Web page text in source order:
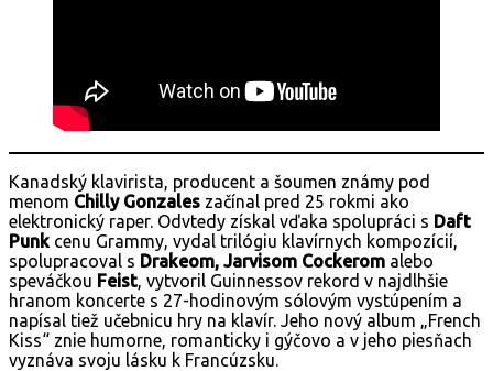
Kanadský klavirista, producent a šoumen známy pod
menom Chilly Gonzales začínal pred 25 rokmi ako
elektronický raper. Odvtedy získal vďaka spolupráci s Daft
Punk cenu Grammy, vydal trilógiu klavírnych kompozícií,
spolupracoval s Drakeom, Jarvisom Cockerom alebo
speváčkou Feist, vytvoril Guinnessov rekord v najdlhšie
hranom koncerte s 27-hodinovým sólovým vystúpením a
napísal tiež učebnicu hry na klavír. Jeho nový album „French
Kiss“ znie humorne, romanticky i gýčovo a v jeho piesňach
vyznáva svoju lásku k Francúzsku.